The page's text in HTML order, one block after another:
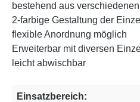
bestehend aus
2-farbige Gestaltung der
flexible Anordnung möglich
Erweiterbar mit diversen
leicht abwischbar
Einsatzbereich: